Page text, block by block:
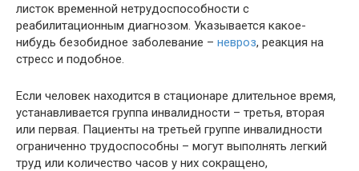
листок временной нетрудоспособности с
реабилитационным диагнозом. Указывается какое-
нибудь безобидное заболевание – невроз, реакция на
стресс и подобное.
Если человек находится в стационаре длительное время,
устанавливается группа инвалидности – третья, вторая
или первая. Пациенты на третьей группе инвалидности
ограниченно трудоспособны – могут выполнять легкий
труд или количество часов у них сокращено,